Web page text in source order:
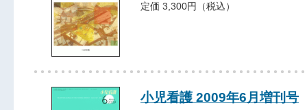
定価 3,300円（税込）
小児看護 2009年6月増刊号